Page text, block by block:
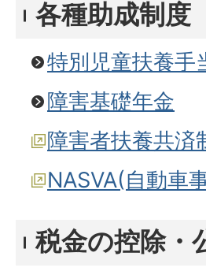
各種助成制度
特別児童扶養手
障害基礎年金
障害者扶養共済
NASVA(自動車
税金の控除・